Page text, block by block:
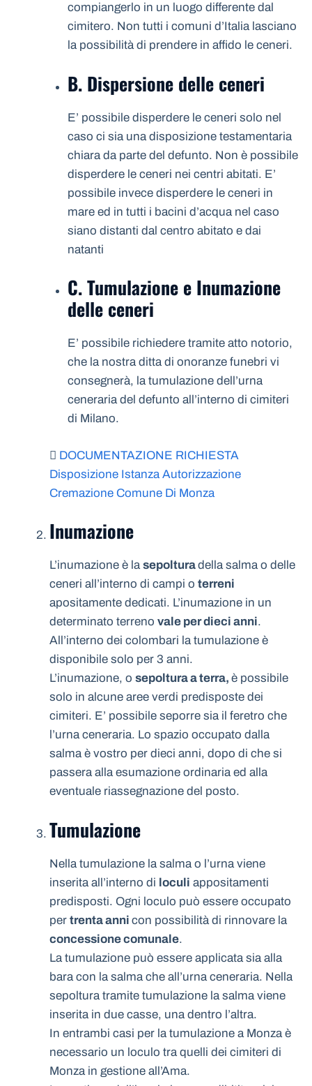
compiangerlo in un luogo differente dal
cimitero. Non tutti i comuni d’Italia lasciano
la possibilità di prendere in affido le ceneri.
B. Dispersione delle ceneri
E’ possibile disperdere le ceneri solo nel
caso ci sia una disposizione testamentaria
chiara da parte del defunto. Non è possibile
disperdere le ceneri nei centri abitati. E’
possibile invece disperdere le ceneri in
mare ed in tutti i bacini d’acqua nel caso
siano distanti dal centro abitato e dai
natanti
C. Tumulazione e Inumazione
delle ceneri
E’ possibile richiedere tramite atto notorio,
che la nostra ditta di onoranze funebri vi
consegnerà, la tumulazione dell’urna
ceneraria del defunto all’interno di cimiteri
di Milano.
DOCUMENTAZIONE RICHIESTA
Disposizione Istanza Autorizzazione
Cremazione Comune Di Monza
Inumazione
L’inumazione è lasepolturadella salma o delle
ceneri all’interno di campi o terreni
apositamente dedicati. L’inumazione in un
determinato terreno vale per dieci anni.
All’interno dei colombari la tumulazione è
disponibile solo per 3 anni.
L’inumazione, o sepoltura a terra, è possibile
solo in alcune aree verdi predisposte dei
cimiteri. E’ possibile seporre sia il feretro che
l’urna ceneraria. Lo spazio occupato dalla
salma è vostro per dieci anni, dopo di che si
passera alla esumazione ordinaria ed alla
eventuale riassegnazione del posto.
Tumulazione
Nella tumulazione la salma o l’urna viene
inserita all’interno di loculi appositamenti
predisposti. Ogni loculo può essere occupato
per trenta anni con possibilità di rinnovare la
concessione comunale.
La tumulazione può essere applicata sia alla
bara con la salma che all’urna ceneraria. Nella
sepoltura tramite tumulazione la salma viene
inserita in due casse, una dentro l’altra.
In entrambi casi per la tumulazione a Monza è
necessario un loculo tra quelli dei cimiteri di
Monza in gestione all’Ama.